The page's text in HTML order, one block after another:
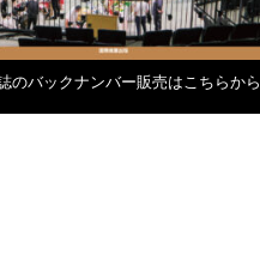
のバックナンバー販売はこちらから